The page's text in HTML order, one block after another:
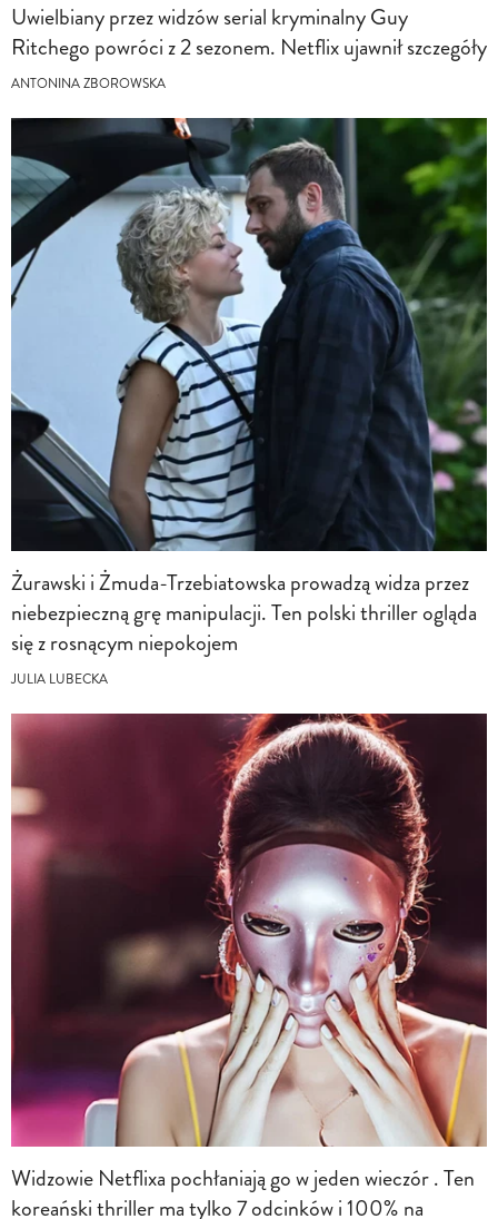
Uwielbiany przez widzów serial kryminalny Guy
Ritchego powróci z 2 sezonem. Netflix ujawnił szczegóły
ANTONINA ZBOROWSKA
Żurawski i Żmuda-Trzebiatowska prowadzą widza przez
niebezpieczną grę manipulacji. Ten polski thriller ogląda
się z rosnącym niepokojem
JULIA LUBECKA
Widzowie Netflixa pochłaniają go w jeden wieczór . Ten
koreański thriller ma tylko 7 odcinków i 100% na